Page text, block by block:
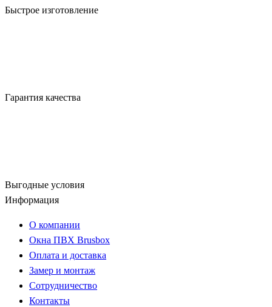
Быстрое изготовление
Гарантия качества
Выгодные условия
Информация
О компании
Окна ПВХ Brusbox
Оплата и доставка
Замер и монтаж
Сотрудничество
Контакты